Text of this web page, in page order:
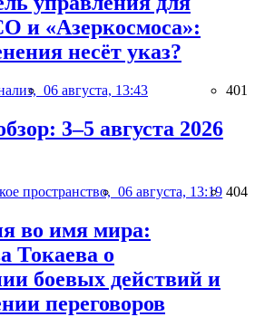
и «Азеркосмоса»:
несёт указ?
06 августа, 13:43 401
3–5 августа 2026
пространство, 06 августа, 13:19 404
во имя мира:
Токаева о
боевых действий и
переговоров